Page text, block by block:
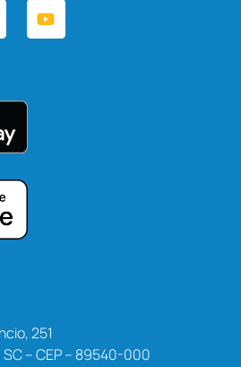
251
– CEP – 89540-000